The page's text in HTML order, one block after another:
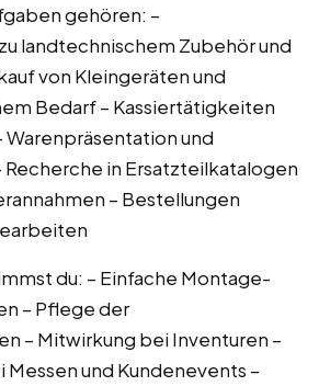
gehören: –
landtechnischem Zubehör und
von Kleingeräten und
Bedarf – Kassiertätigkeiten
Warenpräsentation und
in Ersatzteilkatalogen
– Bestellungen
du: – Einfache Montage-
– Pflege der
– Mitwirkung bei Inventuren –
und Kundenevents –